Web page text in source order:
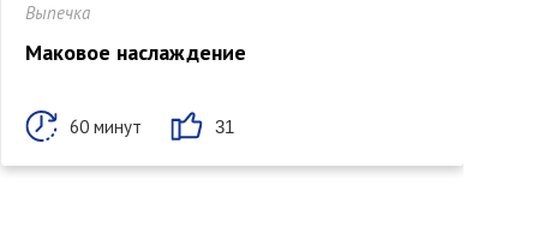
Выпечка
Маковое наслаждение
60 минут 31